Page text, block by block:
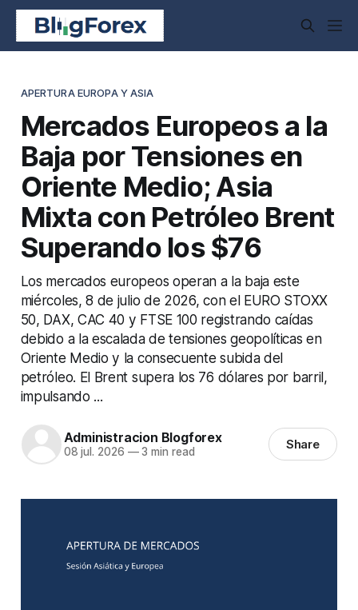
APERTURA EUROPA Y ASIA
Mercados Europeos a la
Baja por Tensiones en
Oriente Medio; Asia
Mixta con Petróleo Brent
Superando los $76
Los mercados europeos operan a la baja este
miércoles, 8 de julio de 2026, con el EURO STOXX
50, DAX, CAC 40 y FTSE 100 registrando caídas
debido a la escalada de tensiones geopolíticas en
Oriente Medio y la consecuente subida del
petróleo. El Brent supera los 76 dólares por barril,
impulsando ...
Administracion Blogforex
08 jul. 2026 —3 min read Share